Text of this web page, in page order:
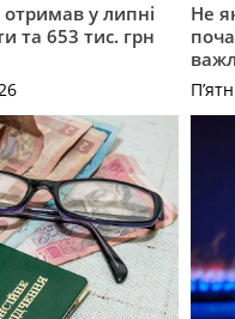
у липні
та 653 тис. грн
Не